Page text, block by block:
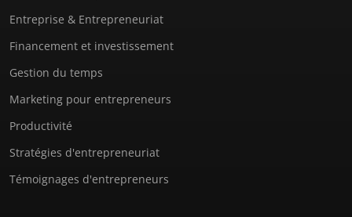
Entreprise & Entrepreneuriat
Financement et investissement
Gestion du temps
Marketing pour entrepreneurs
Productivité
Stratégies d'entrepreneuriat
Témoignages d'entrepreneurs